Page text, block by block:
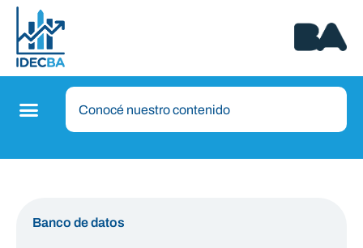
Banco de datos